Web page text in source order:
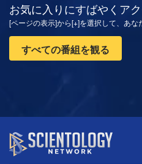
お気に入りにすばやくア
[ページの表示]から[+]を選択して、あ
すべての番組を観る